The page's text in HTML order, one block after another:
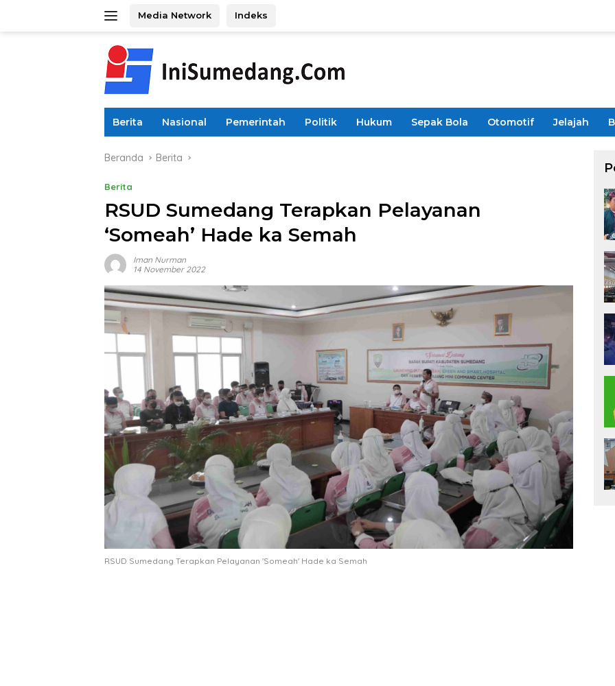
Media Network Indeks
Berita Nasional Pemerintah Politik Hukum Sepak Bola Otomotif Jelajah
Beranda Berita
Berita
RSUD Sumedang Terapkan Pelayanan
‘Someah’ Hade ka Semah
Iman Nurman
14 November 2022
RSUD Sumedang Terapkan Pelayanan 'Someah' Hade ka Semah